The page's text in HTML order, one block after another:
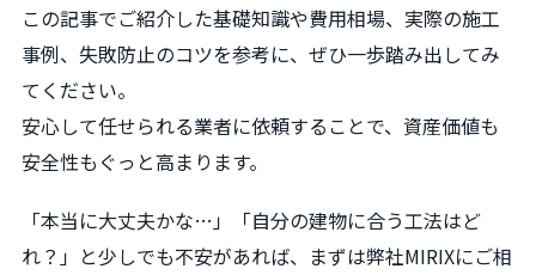
この記事でご紹介した基礎知識や費用相場、実際の施工
事例、失敗防止のコツを参考に、ぜひ一歩踏み出してみ
てください。
安心して任せられる業者に依頼することで、資産価値も
安全性もぐっと高まります。
「本当に大丈夫かな…」「自分の建物に合う工法はど
れ？」と少しでも不安があれば、まずは弊社MIRIXにご相